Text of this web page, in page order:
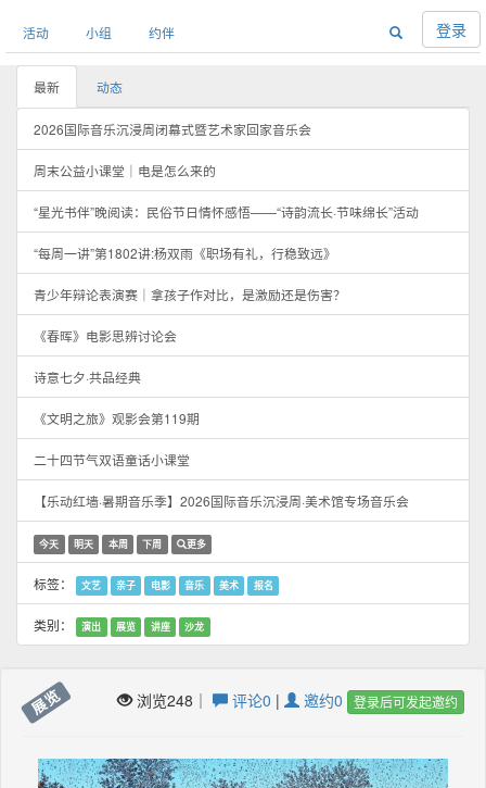
活动 小组 约伴 登录
最新 动态
2026国际音乐沉浸周闭幕式暨艺术家回家音乐会
周末公益小课堂｜电是怎么来的
“星光书伴”晚阅读：民俗节日情怀感悟——“诗韵流长·节味绵长”活动
“每周一讲”第1802讲:杨双雨《职场有礼，行稳致远》
青少年辩论表演赛｜拿孩子作对比，是激励还是伤害？
《春晖》电影思辨讨论会
诗意七夕·共品经典
《文明之旅》观影会第119期
二十四节气双语童话小课堂
【乐动红墙·暑期音乐季】2026国际音乐沉浸周·美术馆专场音乐会
今天 明天 本周 下周 更多
标签： 文艺 亲子 电影 音乐 美术 报名
类别： 演出 展览 讲座 沙龙
展览 浏览248｜ 评论0 | 邀约0 登录后可发起邀约